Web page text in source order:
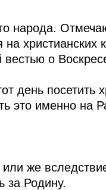
народа.
на
о
день посетить
это именно на
же
за Родину.